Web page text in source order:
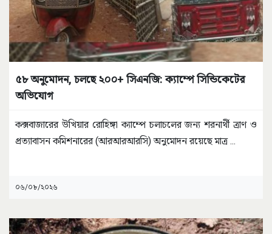
৫৮ অনুমোদন, চলছে ২০০+ সিএনজি: ক্যাম্পে সিন্ডিকেটের
অভিযোগ
কক্সবাজারের উখিয়ার রোহিঙ্গা ক্যাম্পে চলাচলের জন্য শরনার্থী ত্রাণ ও
প্রত্যাবাসন কমিশনারের (আরআরআরসি) অনুমোদন রয়েছে মাত্র ...
০৬/০৮/২০২৬